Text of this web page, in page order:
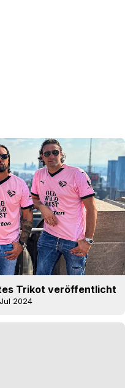
Trikot veröffentlicht
2024